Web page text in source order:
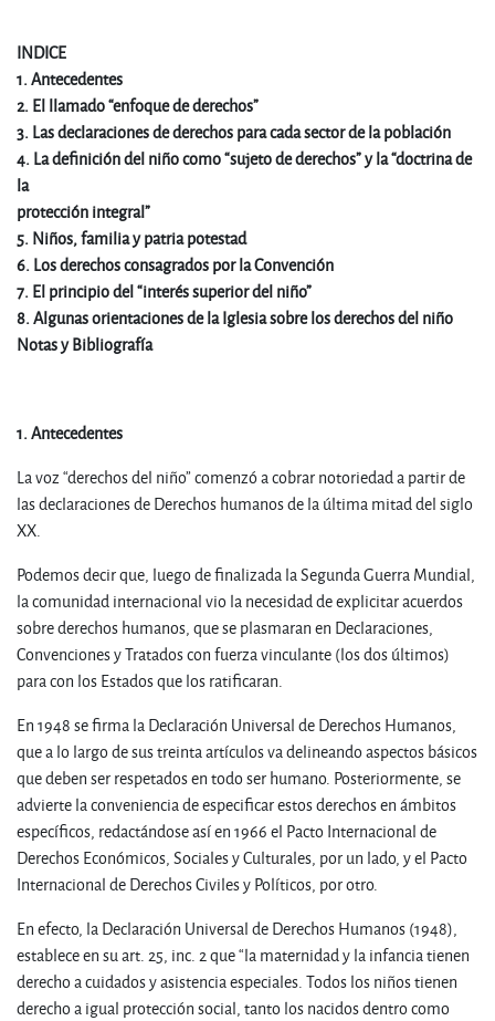
INDICE
1. Antecedentes
2. El llamado “enfoque de derechos”
3. Las declaraciones de derechos para cada sector de la población
4. La definición del niño como “sujeto de derechos” y la “doctrina de
la
protección integral”
5. Niños, familia y patria potestad
6. Los derechos consagrados por la Convención
7. El principio del “interés superior del niño”
8. Algunas orientaciones de la Iglesia sobre los derechos del niño
Notas y Bibliografía
1. Antecedentes
La voz “derechos del niño” comenzó a cobrar notoriedad a partir de
las declaraciones de Derechos humanos de la última mitad del siglo
XX.
Podemos decir que, luego de finalizada la Segunda Guerra Mundial,
la comunidad internacional vio la necesidad de explicitar acuerdos
sobre derechos humanos, que se plasmaran en Declaraciones,
Convenciones y Tratados con fuerza vinculante (los dos últimos)
para con los Estados que los ratificaran.
En 1948 se firma la Declaración Universal de Derechos Humanos,
que a lo largo de sus treinta artículos va delineando aspectos básicos
que deben ser respetados en todo ser humano. Posteriormente, se
advierte la conveniencia de especificar estos derechos en ámbitos
específicos, redactándose así en 1966 el Pacto Internacional de
Derechos Económicos, Sociales y Culturales, por un lado, y el Pacto
Internacional de Derechos Civiles y Políticos, por otro.
En efecto, la Declaración Universal de Derechos Humanos (1948),
establece en su art. 25, inc. 2 que “la maternidad y la infancia tienen
derecho a cuidados y asistencia especiales. Todos los niños tienen
derecho a igual protección social, tanto los nacidos dentro como